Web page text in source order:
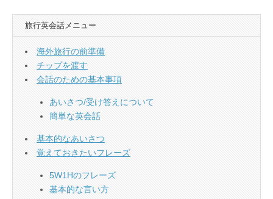
旅行英会話メニュー
海外旅行の前準備
チップを渡す
会話のための基本事項
あいさつ/受け答えについて
簡単な英会話
基本的なあいさつ
覚えておきたいフレーズ
5W1Hのフレーズ
基本的な言い方